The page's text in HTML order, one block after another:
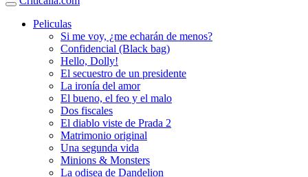
Peliculas
Si me voy, ¿me echarán de menos?
Confidencial (Black bag)
Hello, Dolly!
El secuestro de un presidente
La ironía del amor
El bueno, el feo y el malo
Dos fiscales
El diablo viste de Prada 2
Matrimonio original
Una segunda vida
Minions & Monsters
La odisea de Dandelion